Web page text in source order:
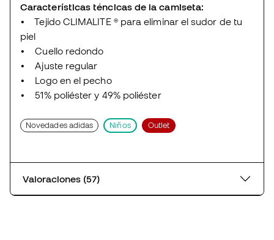
Características téncicas de la camiseta:
• Tejido CLIMALITE ® para eliminar el sudor de tu
piel
• Cuello redondo
• Ajuste regular
• Logo en el pecho
• 51% poliéster y 49% poliéster
Novedades adidas Niños Outlet
Valoraciones (57)